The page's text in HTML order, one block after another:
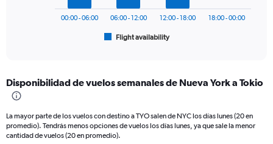
Range:
6
The
chart
Flight availability
00:00 - 06:00 06:00 - 12:00 12:00 - 18:00 18:00 - 00:00
Disponibilidad de vuelos semanales de Nueva York a Tokio
La mayor parte de los vuelos con destino a TYO salen de NYC los días lunes (20 en
promedio). Tendrás menos opciones de vuelos los días lunes, ya que sale la menor
cantidad de vuelos (20 en promedio).